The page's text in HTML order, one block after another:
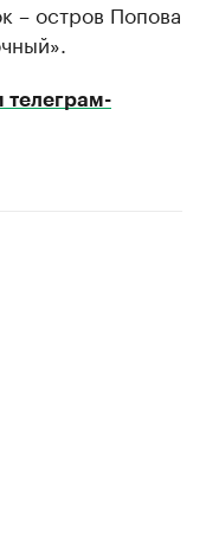
– остров Попова
телеграм-